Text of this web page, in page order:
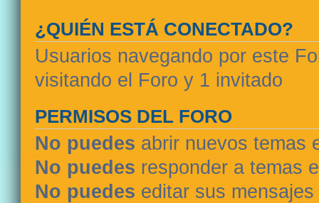
¿QUIÉN ESTÁ CONECTADO?
Usuarios navegando por este
visitando el Foro y 1 invitado
PERMISOS DEL FORO
No puedes abrir nuevos temas
No puedes responder a temas
No puedes editar sus